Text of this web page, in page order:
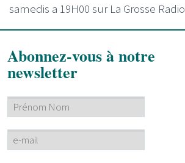
samedis a 19H00 sur La Grosse Radio
Abonnez-vous à notre
newsletter